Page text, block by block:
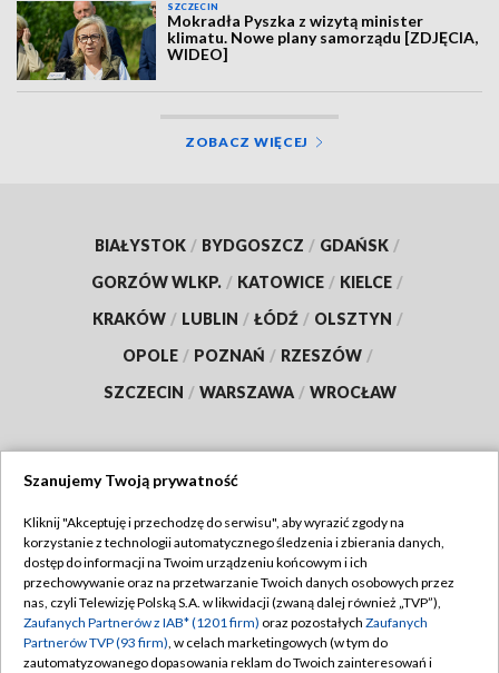
SZCZECIN
Mokradła Pyszka z wizytą minister
klimatu. Nowe plany samorządu [ZDJĘCIA,
WIDEO]
ZOBACZ WIĘCEJ
BIAŁYSTOK / BYDGOSZCZ / GDAŃSK /
GORZÓW WLKP. / KATOWICE / KIELCE /
KRAKÓW / LUBLIN / ŁÓDŹ / OLSZTYN /
OPOLE / POZNAŃ / RZESZÓW /
SZCZECIN / WARSZAWA / WROCŁAW
TVP
Abonament TVP
Emisja w TVP
Centrum informacji TVP
Regulamin TVP
Polityka prywatności
Moje zgody
Szanujemy Twoją prywatność
Kliknij "Akceptuję i przechodzę do serwisu", aby wyrazić zgody na
korzystanie z technologii automatycznego śledzenia i zbierania danych,
dostęp do informacji na Twoim urządzeniu końcowym i ich
przechowywanie oraz na przetwarzanie Twoich danych osobowych przez
nas, czyli Telewizję Polską S.A. w likwidacji (zwaną dalej również „TVP”),
Zaufanych Partnerów z IAB* (1201 firm) oraz pozostałych Zaufanych
Partnerów TVP (93 firm), w celach marketingowych (w tym do
zautomatyzowanego dopasowania reklam do Twoich zainteresowań i